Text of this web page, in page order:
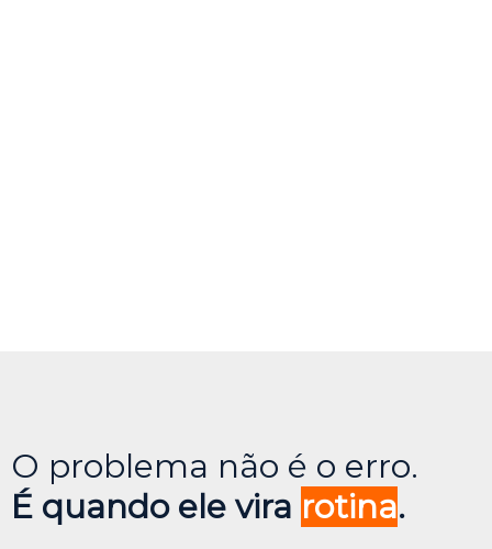
O problema não é o erro.
É quando ele vira rotina.